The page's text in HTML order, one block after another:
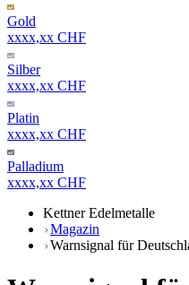
Gold
xxxx,xx CHF
Silber
xxxx,xx CHF
Platin
xxxx,xx CHF
Palladium
xxxx,xx CHF
Kettner Edelmetalle
Magazin
Warnsignal für